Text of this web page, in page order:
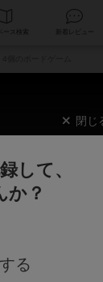
データベース
象にフリーワード検索
名を指定して検索できま
界観や登場人物などモ
ーマ/フレーバー
閉じ
して、
か？
る